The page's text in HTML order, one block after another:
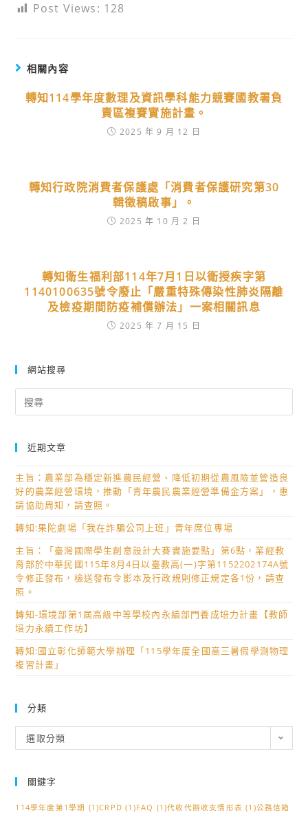
Post Views: 128
相關內容
轉知114學年度數理及資訊學科能力競賽國教署負
責區複賽實施計畫。
2025 年 9 月 12 日
轉知行政院消費者保護處「消費者保護研究第30
輯徵稿啟事」。
2025 年 10 月 2 日
轉知衛生福利部114年7月1日以衛授疾字第
1140100635號令廢止「嚴重特殊傳染性肺炎隔離
及檢疫期間防疫補償辦法」一案相關訊息
2025 年 7 月 15 日
網站搜尋
for:
近期文章
主旨：農業部為穩定新進農民經營、降低初期從農風險並營造良
好的農業經營環境，推動「青年農民農業經營準備金方案」，惠
請協助周知，請查照。
轉知:果陀劇場「我在詐騙公司上班」青年席位專場
主旨：「臺灣國際學生創意設計大賽實施要點」第6點，業經教
育部於中華民國115年8月4日以臺教高(一)字第1152202174A號
令修正發布，檢送發布令影本及行政規則修正規定各1份，請查
照。
轉知-環境部第1屆高級中等學校內永續部門養成培力計畫【教師
培力永續工作坊】
轉知:國立彰化師範大學辦理「115學年度全國高三暑假學測物理
複習計畫」
分類
類
選取分類
關鍵字
114學年度第1學期 (1)CRPD (1)FAQ (1)代收代辦收支情形表 (1)公務信箱